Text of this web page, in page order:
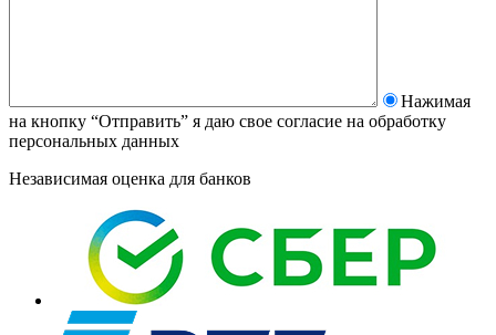
Нажимая
на кнопку “Отправить” я даю свое согласие на обработку
персональных данных
Независимая оценка для банков